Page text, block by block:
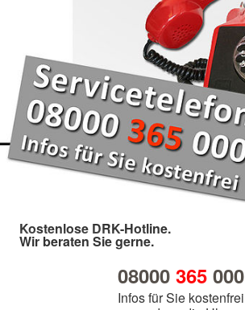
Kostenlose DRK-Hotline.
Wir beraten Sie gerne.
08000 365000
Infos für Sie kostenfrei